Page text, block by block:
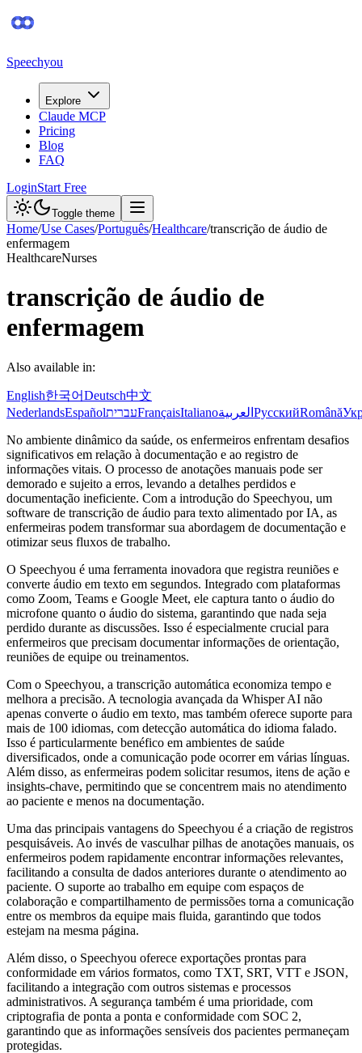
Speechyou
Explore
Claude MCP
Pricing
Blog
FAQ
LoginStart Free
Toggle theme
Home/Use Cases/Português/Healthcare/transcrição de áudio de
enfermagem
HealthcareNurses
transcrição de áudio de
enfermagem
Also available in:
English한국어Deutsch中文
NederlandsEspañolעבריתFrançaisItalianoالعربية РусскийRomână
No ambiente dinâmico da saúde, os enfermeiros enfrentam desafios
significativos em relação à documentação e ao registro de
informações vitais. O processo de anotações manuais pode ser
demorado e sujeito a erros, levando a detalhes perdidos e
documentação ineficiente. Com a introdução do Speechyou, um
software de transcrição de áudio para texto alimentado por IA, as
enfermeiras podem transformar sua abordagem de documentação e
otimizar seus fluxos de trabalho.
O Speechyou é uma ferramenta inovadora que registra reuniões e
converte áudio em texto em segundos. Integrado com plataformas
como Zoom, Teams e Google Meet, ele captura tanto o áudio do
microfone quanto o áudio do sistema, garantindo que nada seja
perdido durante as discussões. Isso é especialmente crucial para
enfermeiros que precisam documentar informações de orientação,
reuniões de equipe ou treinamentos.
Com o Speechyou, a transcrição automática economiza tempo e
melhora a precisão. A tecnologia avançada da Whisper AI não
apenas converte o áudio em texto, mas também oferece suporte para
mais de 100 idiomas, com detecção automática do idioma falado.
Isso é particularmente benéfico em ambientes de saúde
diversificados, onde a comunicação pode ocorrer em várias línguas.
Além disso, as enfermeiras podem solicitar resumos, itens de ação e
insights-chave, permitindo que se concentrem mais no atendimento
ao paciente e menos na documentação.
Uma das principais vantagens do Speechyou é a criação de registros
pesquisáveis. Ao invés de vasculhar pilhas de anotações manuais, os
enfermeiros podem rapidamente encontrar informações relevantes,
facilitando a consulta de dados anteriores durante o atendimento ao
paciente. O suporte ao trabalho em equipe com espaços de
colaboração e compartilhamento de permissões torna a comunicação
entre os membros da equipe mais fluida, garantindo que todos
estejam na mesma página.
Além disso, o Speechyou oferece exportações prontas para
conformidade em vários formatos, como TXT, SRT, VTT e JSON,
facilitando a integração com outros sistemas e processos
administrativos. A segurança também é uma prioridade, com
criptografia de ponta a ponta e conformidade com SOC 2,
garantindo que as informações sensíveis dos pacientes permaneçam
protegidas.